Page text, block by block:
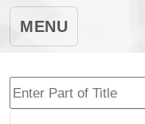
MENU
Enter Part of Title